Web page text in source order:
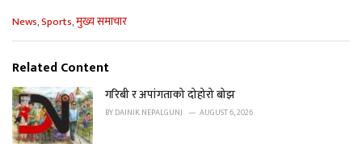
C
e
o
r
i
e
News,Sports,मुख्य समाचार
Related Content
गरिबी र अपांगताको दोहोरो बोझ
BYDAINIK NEPALGUNJ AUGUST 6, 2026